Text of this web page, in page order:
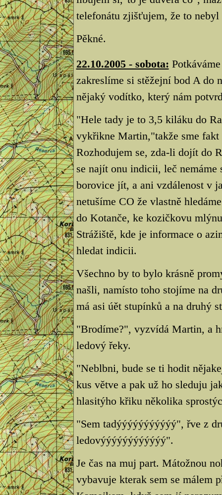
telefonátu zjišťujem, že to nebyl
Pěkné.
22.10.2005 - sobota:
zakreslíme si stěžejní bod A do
nějaký vodítko, který nám
"Hele tady je to 3,5 kiláku do
vykřikne Martin,"takže sme
Rozhodujem se, zda-li dojít do
se najít onu indicii, leč
borovice jít, a ani vzdálenost v
netušíme CO že vlastně
do Kotanče, ke kozičkovu
Strážiště, kde je informace o
hledat indicii.
Všechno by to bylo krásně
našli, namísto toho stojíme na
má asi úět stupínků a na druhý
"Brodíme?", vyzvídá Martin, a
ledový řeky.
"Neblbni, bude se ti hodit
kus větve a pak už ho sleduju
hlasitýho křiku několika
"Sem tadýýýýýýýýýýý", řve z
ledovýýýýýýýýýýýý".
Je čas na muj part. Mátožnou
vybavuje kterak sem se málem